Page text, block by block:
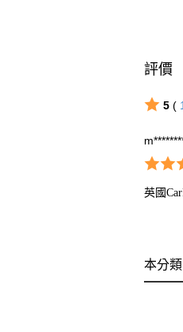
評價
5(
英國
本分